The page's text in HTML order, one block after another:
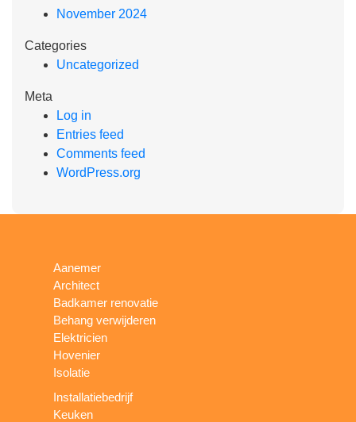
November 2024
Categories
Uncategorized
Meta
Log in
Entries feed
Comments feed
WordPress.org
Aanemer
Architect
Badkamer renovatie
Behang verwijderen
Elektricien
Hovenier
Isolatie
Installatiebedrijf
Keuken